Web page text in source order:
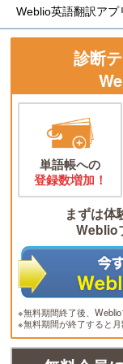
Weblio英語翻訳ア
診断
単語帳への
登録数増加！
まずは体
Weblio
※無料期間終了後、
※無料期間が終了すると月